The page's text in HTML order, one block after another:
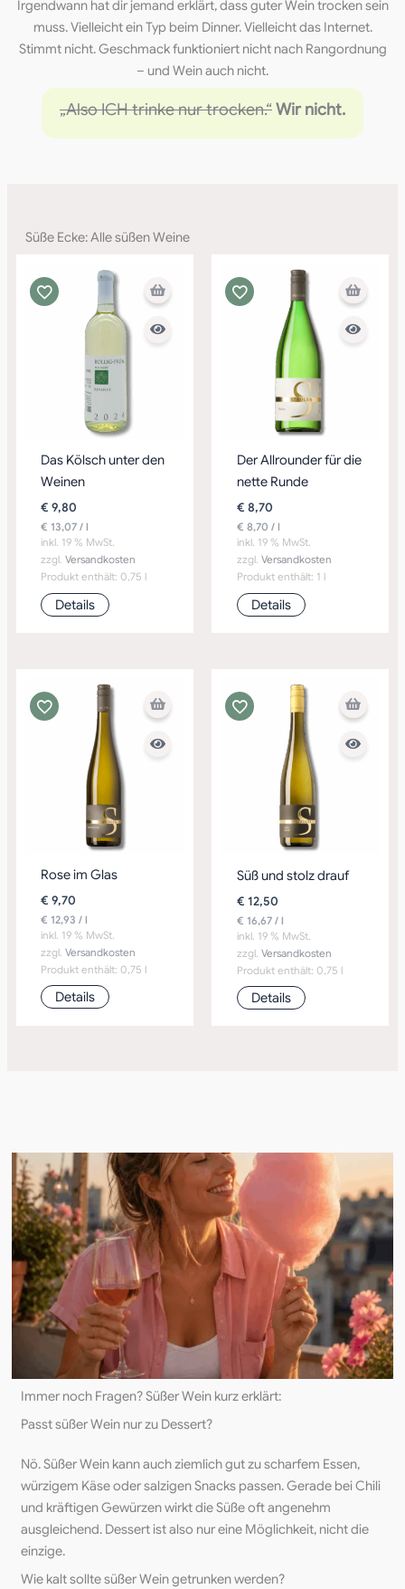
Irgendwann hat dir jemand erklärt, dass guter Wein trocken sein
muss. Vielleicht ein Typ beim Dinner. Vielleicht das Internet.
Stimmt nicht. Geschmack funktioniert nicht nach Rangordnung
– und Wein auch nicht.
„Also ICH trinke nur trocken.“Wir nicht.
Süße Ecke: Alle süßen Weine
Das Kölsch unter den
Weinen
€ 9,80
€ 13,07 / l
inkl. 19 % MwSt.
zzgl.Versandkosten
Produkt enthält: 0,75 l
Details
Der Allrounder für die
nette Runde
€ 8,70
€ 8,70 / l
inkl. 19 % MwSt.
zzgl. Versandkosten
Produkt enthält: 1 l
Details
Rose im Glas
€ 9,70
€ 12,93 / l
inkl. 19 % MwSt.
zzgl.Versandkosten
Produkt enthält: 0,75 l
Details
Süß und stolz drauf
€ 12,50
€ 16,67/ l
inkl. 19 % MwSt.
zzgl. Versandkosten
Produkt enthält: 0,75 l
Details
Immer noch Fragen? Süßer Wein kurz erklärt:
Passt süßer Wein nur zu Dessert?
Nö. Süßer Wein kann auch ziemlich gut zu scharfem Essen,
würzigem Käse oder salzigen Snacks passen. Gerade bei Chili
und kräftigen Gewürzen wirkt die Süße oft angenehm
ausgleichend. Dessert ist also nur eine Möglichkeit, nicht die
einzige.
Wie kalt sollte süßer Wein getrunken werden?